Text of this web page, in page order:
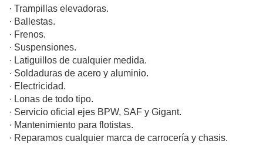
· Trampillas elevadoras.
· Ballestas.
· Frenos.
· Suspensiones.
· Latiguillos de cualquier medida.
· Soldaduras de acero y aluminio.
· Electricidad.
· Lonas de todo tipo.
· Servicio oficial ejes BPW, SAF y Gigant.
· Mantenimiento para flotistas.
· Reparamos cualquier marca de carrocería y chasis.